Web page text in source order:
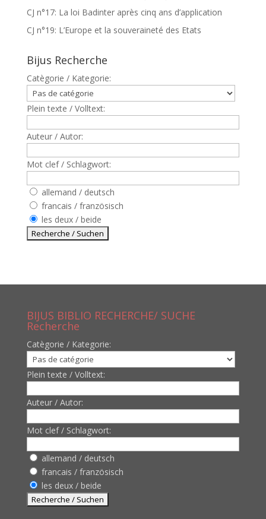
CJ n°17: La loi Badinter après cinq ans d’application
CJ n°19: L’Europe et la souveraineté des Etats
Bijus Recherche
Catègorie / Kategorie:
Plein texte / Volltext:
Auteur / Autor:
Mot clef / Schlagwort:
allemand / deutsch
francais / französisch
les deux / beide
BIJUS BIBLIO RECHERCHE/ SUCHE
Recherche
Catègorie / Kategorie:
Plein texte / Volltext:
Auteur / Autor:
Mot clef / Schlagwort:
allemand / deutsch
francais / französisch
les deux / beide